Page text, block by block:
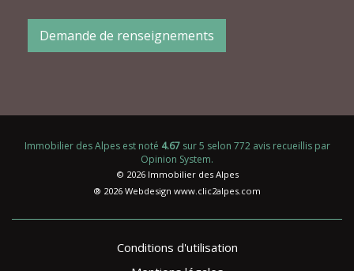
Demande de renseignements
Immobilier des Alpesest noté 4.67sur5 selon 772avis recueillis par
Opinion System.
© 2026 Immobilier des Alpes
® 2026 Webdesign www.clic2alpes.com
Conditions d'utilisation